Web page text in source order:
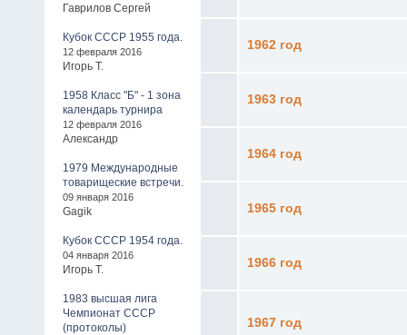
Гаврилов Сергей
Кубок СССР 1955 года.
12 февраля 2016
Игорь Т.
1958 Класс "Б" - 1 зона
календарь турнира
12 февраля 2016
Александр
1979 Международные
товарищеские встречи.
09 января 2016
Gagik
Кубок СССР 1954 года.
04 января 2016
Игорь Т.
1983 высшая лига
Чемпионат СССР
(протоколы)
1962 год
1963 год
1964 год
1965 год
1966 год
1967 год